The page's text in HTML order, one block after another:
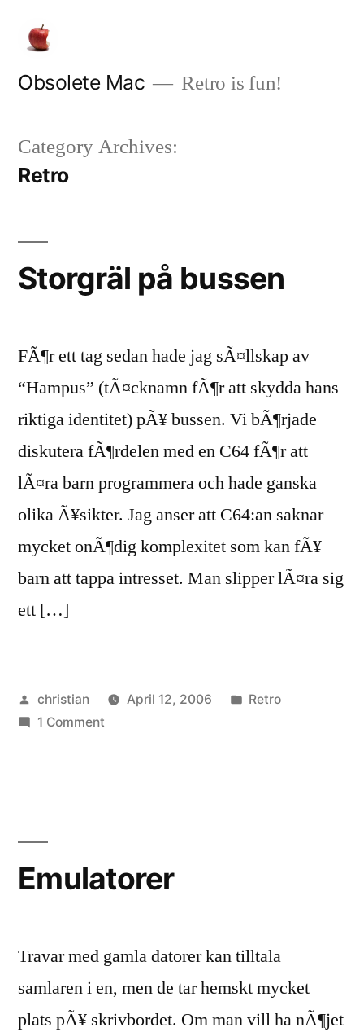
content
Obsolete Mac Retro is fun!
Category Archives:
Retro
Storgräl på bussen
FÃ¶r ett tag sedan hade jag sÃ¤llskap av
“Hampus” (tÃ¤cknamn fÃ¶r att skydda hans
riktiga identitet) pÃ¥ bussen. Vi bÃ¶rjade
diskutera fÃ¶rdelen med en C64 fÃ¶r att
lÃ¤ra barn programmera och hade ganska
olika Ã¥sikter. Jag anser att C64:an saknar
mycket onÃ¶dig komplexitet som kan fÃ¥
barn att tappa intresset. Man slipper lÃ¤ra sig
ett […]
Posted
by
christian April 12, 2006
Posted
Retro
1 Commenton
Emulatorer
Travar med gamla datorer kan tilltala
samlaren i en, men de tar hemskt mycket
plats pÃ¥ skrivbordet. Om man vill ha nÃ¶jet